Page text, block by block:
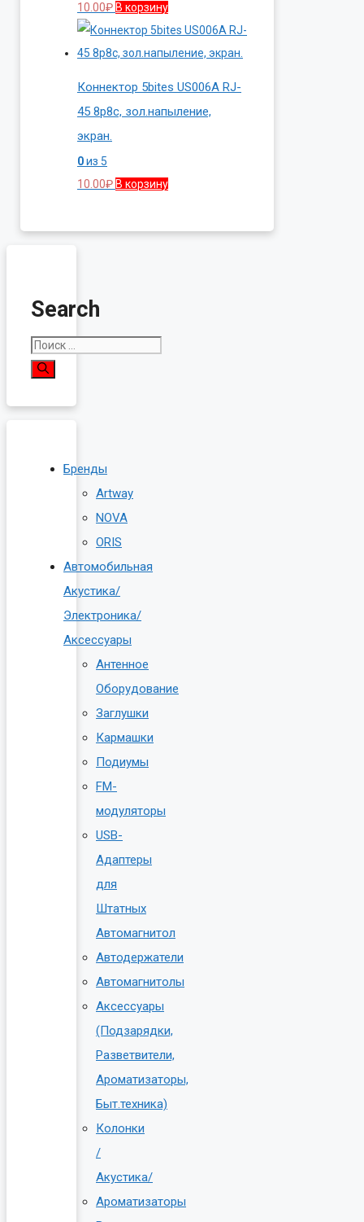
10.00₽ В корзину
Коннектор 5bites US006A RJ-
45 8p8c, зол.напыление,
экран.
0из 5
10.00₽ В корзину
Search
Поиск:
Бренды
Artway
NOVA
ORIS
Автомобильная
Акустика/
Электроника/
Аксессуары
Антенное
Оборудование
Заглушки
Кармашки
Подиумы
FM-
модуляторы
USB-
Адаптеры
для
Штатных
Автомагнитол
Автодержатели
Автомагнитолы
Аксессуары
(Подзарядки,
Разветвители,
Ароматизаторы,
Быт.техника)
Колонки
/
Акустика/
Ароматизаторы